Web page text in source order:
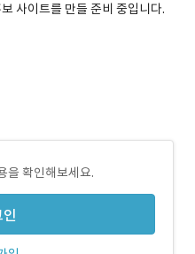
사이트를 만들 준비 중입니다.
을 확인해보세요.